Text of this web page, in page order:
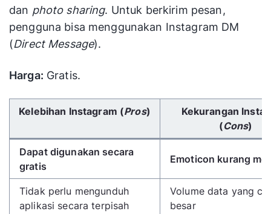
dan photo sharing. Untuk berkirim pesan,
pengguna bisa menggunakan Instagram DM
(Direct Message).
Harga: Gratis.
Gunakan tombol panah kiri/kanan untuk
Kelebihan Instagram (Pros)
Kekurangan
(Cons)
Dapat digunakan secara
gratis
Emoticon kurang
Tidak perlu mengunduh
aplikasi secara terpisah
Volume data yang
besar